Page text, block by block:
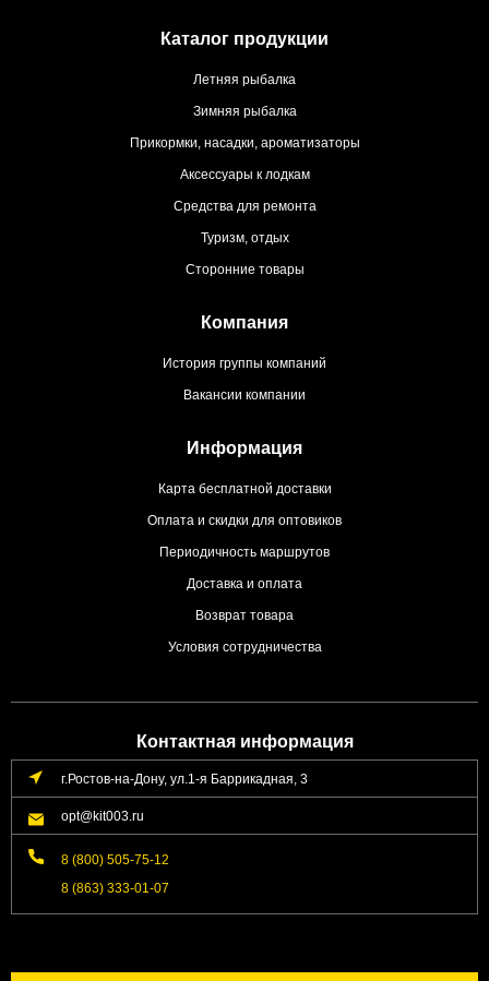
Каталог продукции
Летняя рыбалка
Зимняя рыбалка
Прикормки, насадки, ароматизаторы
Аксессуары к лодкам
Средства для ремонта
Туризм, отдых
Сторонние товары
Компания
История группы компаний
Вакансии компании
Информация
Карта бесплатной доставки
Оплата и скидки для оптовиков
Периодичность маршрутов
Доставка и оплата
Возврат товара
Условия сотрудничества
Контактная информация
г.Ростов-на-Дону, ул.1-я Баррикадная, 3
opt@kit003.ru
8 (800) 505-75-12
8 (863) 333-01-07